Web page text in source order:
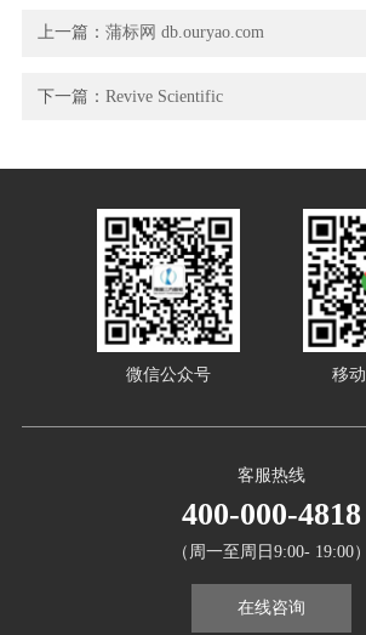
上一篇：蒲标网 db.ouryao.com
下一篇：Revive Scientific
客服热线
400-000-4818
（周一至周日9:00- 19:00）
在线咨询
微信公众号 移